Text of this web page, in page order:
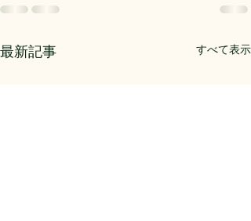
最新記事 すべて表示